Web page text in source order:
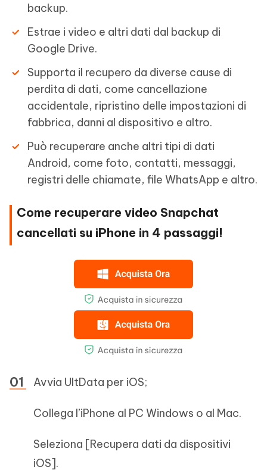
backup.
Estrae i video e altri dati dal backup di
Google Drive.
Supporta il recupero da diverse cause di
perdita di dati, come cancellazione
accidentale, ripristino delle impostazioni di
fabbrica, danni al dispositivo e altro.
Può recuperare anche altri tipi di dati
Android, come foto, contatti, messaggi,
registri delle chiamate, file WhatsApp e altro.
Come recuperare video Snapchat
cancellati su iPhone in 4 passaggi!
Avvia UltData per iOS;
Collega l’iPhone al PC Windows o al Mac.
Seleziona [Recupera dati da dispositivi
iOS].